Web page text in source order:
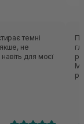
темні
не
для моєї